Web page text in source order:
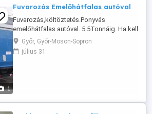
1
Fuvarozás Emelőhátfalas autóval
Fuvarozás,költöztetés.Ponyvás
emelőhátfalas autóval. 5.5Tonnáig. Ha kell
rakodókkal Győri vagyok.
Győr, Győr-Moson-Sopron
július 31